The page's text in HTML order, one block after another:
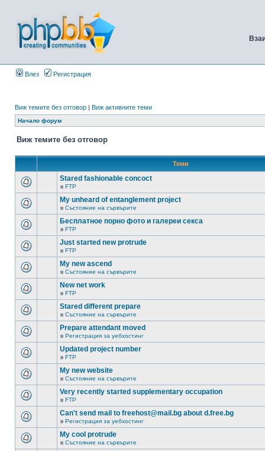
Влез Регистрация
Виж темите без отговор | Виж активните теми
Начало форум
Виж темите без отговор
Теми
Stared fashionable concoct
в FTP
My unheard of entanglement project
в Състояние на сървърите
Бесплатное порно фото и галереи секса
в FTP
Just started new protrude
в FTP
My new ascend
в Състояние на сървърите
New net work
в FTP
Stared different prepare
в Състояние на сървърите
Prepare attendant moved
в Регистрация за уебхостинг
Updated project number
в FTP
My new website
в Състояние на сървърите
Very recently started supplementary occupation
в FTP
Can't send mail to freehost@mail.bg about d.free.bg
в Регистрация за уебхостинг
My cool protrude
в Състояние на сървърите